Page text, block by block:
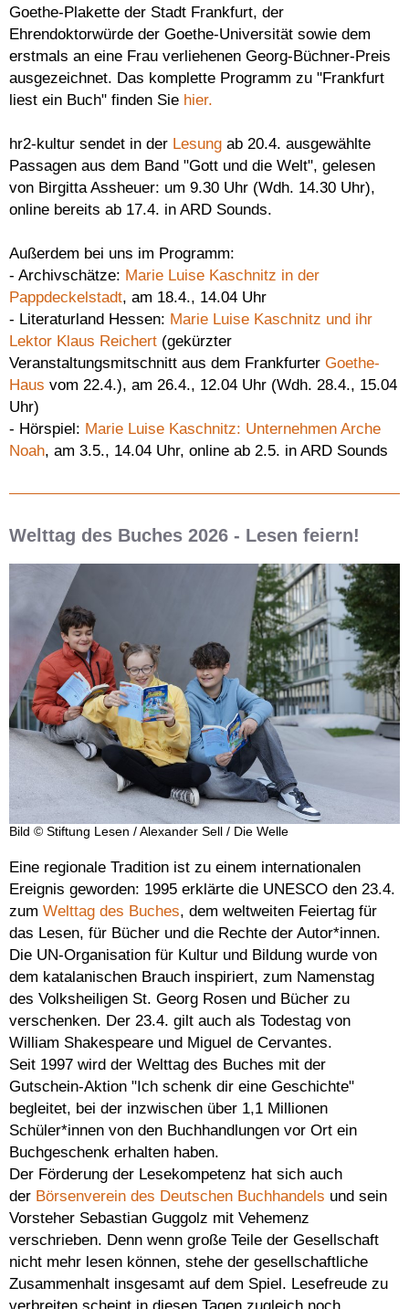
Goethe-Plakette der Stadt Frankfurt, der
Ehrendoktorwürde der Goethe-Universität sowie dem
erstmals an eine Frau verliehenen Georg-Büchner-Preis
ausgezeichnet. Das komplette Programm zu "Frankfurt
liest ein Buch" finden Sie hier.
hr2-kultur sendet in der Lesung ab 20.4. ausgewählte
Passagen aus dem Band "Gott und die Welt", gelesen
von Birgitta Assheuer: um 9.30 Uhr (Wdh. 14.30 Uhr),
online bereits ab 17.4. in ARD Sounds.
Außerdem bei uns im Programm:
- Archivschätze: Marie Luise Kaschnitz in der
Pappdeckelstadt, am 18.4., 14.04 Uhr
- Literaturland Hessen: Marie Luise Kaschnitz und ihr
Lektor Klaus Reichert (gekürzter
Veranstaltungsmitschnitt aus dem Frankfurter Goethe-
Haus vom 22.4.), am 26.4., 12.04 Uhr (Wdh. 28.4., 15.04
Uhr)
- Hörspiel: Marie Luise Kaschnitz: Unternehmen Arche
Noah, am 3.5., 14.04 Uhr, online ab 2.5. in ARD Sounds
Welttag des Buches 2026 - Lesen feiern!
Bild © Stiftung Lesen / Alexander Sell / Die Welle
Eine regionale Tradition ist zu einem internationalen
Ereignis geworden: 1995 erklärte die UNESCO den 23.4.
zum Welttag des Buches, dem weltweiten Feiertag für
das Lesen, für Bücher und die Rechte der Autor*innen.
Die UN-Organisation für Kultur und Bildung wurde von
dem katalanischen Brauch inspiriert, zum Namenstag
des Volksheiligen St. Georg Rosen und Bücher zu
verschenken. Der 23.4. gilt auch als Todestag von
William Shakespeare und Miguel de Cervantes.
Seit 1997 wird der Welttag des Buches mit der
Gutschein-Aktion "Ich schenk dir eine Geschichte"
begleitet, bei der inzwischen über 1,1 Millionen
Schüler*innen von den Buchhandlungen vor Ort ein
Buchgeschenk erhalten haben.
Der Förderung der Lesekompetenz hat sich auch
der Börsenverein des Deutschen Buchhandels und sein
Vorsteher Sebastian Guggolz mit Vehemenz
verschrieben. Denn wenn große Teile der Gesellschaft
nicht mehr lesen können, stehe der gesellschaftliche
Zusammenhalt insgesamt auf dem Spiel. Lesefreude zu